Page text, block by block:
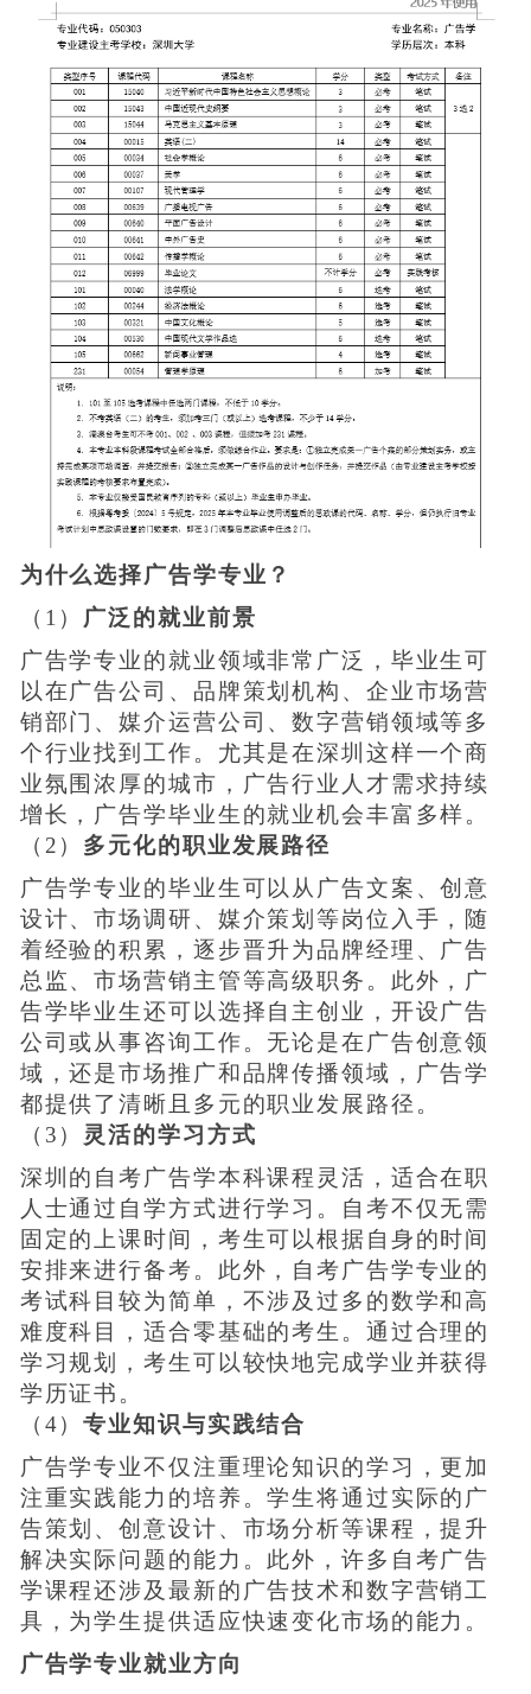
为什么选择广告学专业？
（1） 广泛的就业前景
广告学专业的就业领域非常广泛，毕业生可
以在广告公司、品牌策划机构、企业市场营
销部门、媒介运营公司、数字营销领域等多
个行业找到工作。尤其是在深圳这样一个商
业氛围浓厚的城市，广告行业人才需求持续
增长，广告学毕业生的就业机会丰富多样。
（2） 多元化的职业发展路径
广告学专业的毕业生可以从广告文案、创意
设计、市场调研、媒介策划等岗位入手，随
着经验的积累，逐步晋升为品牌经理、广告
总监、市场营销主管等高级职务。此外，广
告学毕业生还可以选择自主创业，开设广告
公司或从事咨询工作。无论是在广告创意领
域，还是市场推广和品牌传播领域，广告学
都提供了清晰且多元的职业发展路径。
（3） 灵活的学习方式
深圳的自考广告学本科课程灵活，适合在职
人士通过自学方式进行学习。自考不仅无需
固定的上课时间，考生可以根据自身的时间
安排来进行备考。此外，自考广告学专业的
考试科目较为简单，不涉及过多的数学和高
难度科目，适合零基础的考生。通过合理的
学习规划，考生可以较快地完成学业并获得
学历证书。
（4）专业知识与实践结合
广告学专业不仅注重理论知识的学习，更加
注重实践能力的培养。学生将通过实际的广
告策划、创意设计、市场分析等课程，提升
解决实际问题的能力。此外，许多自考广告
学课程还涉及最新的广告技术和数字营销工
具，为学生提供适应快速变化市场的能力。
广告学专业就业方向